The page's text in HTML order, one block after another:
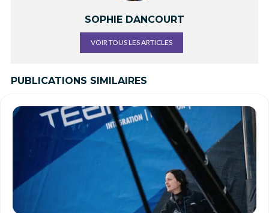
SOPHIE DANCOURT
VOIR TOUS LES ARTICLES
PUBLICATIONS SIMILAIRES